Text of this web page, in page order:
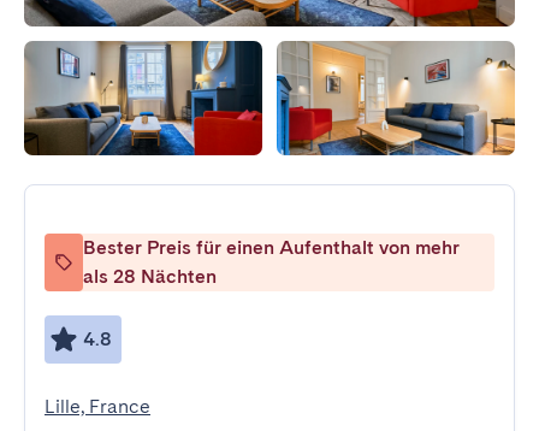
Bester Preis für einen Aufenthalt von mehr
als 28 Nächten
4.8
Lille, France